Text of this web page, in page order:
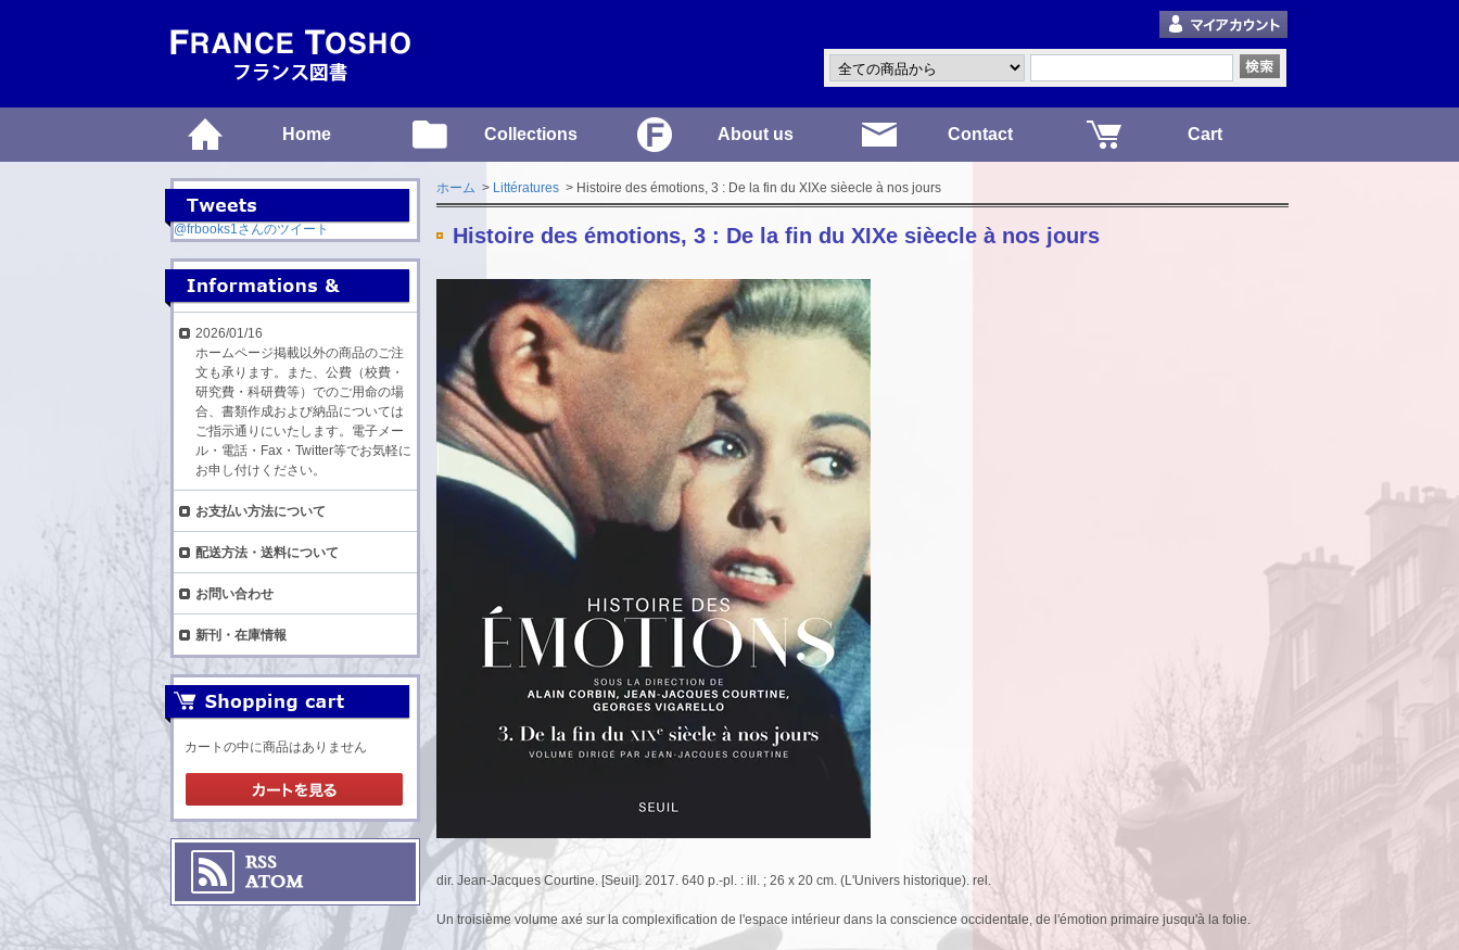
Home Collections About us Contact Cart
ホーム > Littératures > Histoire des émotions, 3 : De la fin du XIXe sièecle à nos jours
Histoire des émotions, 3 : De la fin du XIXe sièecle à nos jours
dir. Jean-Jacques Courtine. [Seuil]. 2017. 640 p.-pl. : ill. ; 26 x 20 cm. (L'Univers historique). rel.
Un troisième volume axé sur la complexification de l'espace intérieur dans la conscience occidentale, de l'émotion primaire jusqu'à la folie.
@frbooks1さんのツイート
2026/01/16
ホームページ掲載以外の商品のご注
文も承ります。また、公費（校費・
研究費・科研費等）でのご用命の場
合、書類作成および納品については
ご指示通りにいたします。電子メー
ル・電話・Fax・Twitter等でお気軽に
お申し付けください。
お支払い方法について
配送方法・送料について
お問い合わせ
新刊・在庫情報
カートの中に商品はありません